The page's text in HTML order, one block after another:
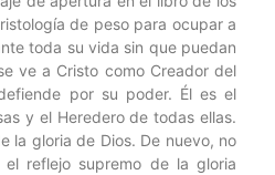
de peso para ocupar a
toda su vida sin que puedan
ve a Cristo como Creador del
por su poder. Él es el
y el Heredero de todas ellas.
la gloria de Dios. De nuevo, no
reflejo supremo de la gloria